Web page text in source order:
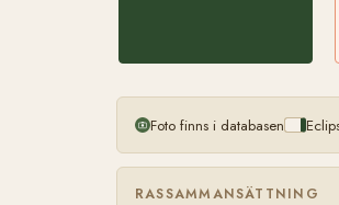
Foto finns i databasen
RASSAMMANSÄTTNING